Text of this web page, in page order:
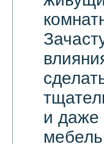
и даже